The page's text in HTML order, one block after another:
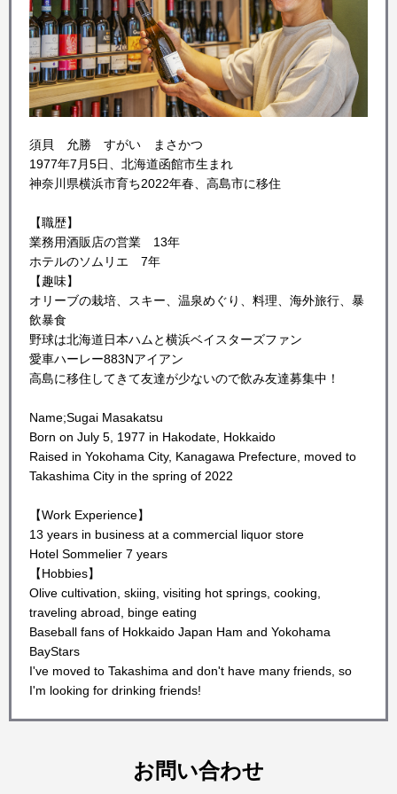
須貝 允勝 すがい まさかつ
1977年7月5日、北海道函館市生まれ
神奈川県横浜市育ち2022年春、高島市に移住
【職歴】
業務用酒販店の営業 13年
ホテルのソムリエ 7年
【趣味】
オリーブの栽培、スキー、温泉めぐり、料理、海外旅行、暴
飲暴食
野球は北海道日本ハムと横浜ベイスターズファン
愛車ハーレー883Nアイアン
高島に移住してきて友達が少ないので飲み友達募集中！
Name;Sugai Masakatsu
Born on July 5, 1977 in Hakodate, Hokkaido
Raised in Yokohama City, Kanagawa Prefecture, moved to
Takashima City in the spring of 2022
【Work Experience】
13 years in business at a commercial liquor store
Hotel Sommelier 7 years
【Hobbies】
Olive cultivation, skiing, visiting hot springs, cooking,
traveling abroad, binge eating
Baseball fans of Hokkaido Japan Ham and Yokohama
BayStars
I've moved to Takashima and don't have many friends, so
I'm looking for drinking friends!
お問い合わせ